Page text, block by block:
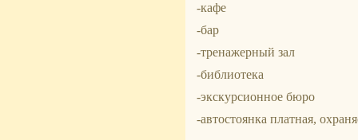
-кафе
-бар
-тренажерный зал
-библиотека
-экскурсионное бюро
-автостоянка платная,